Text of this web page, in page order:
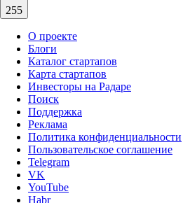
255
О проекте
Блоги
Каталог стартапов
Карта стартапов
Инвесторы на Радаре
Поиск
Поддержка
Реклама
Политика конфиденциальности
Пользовательское соглашение
Telegram
VK
YouTube
Habr